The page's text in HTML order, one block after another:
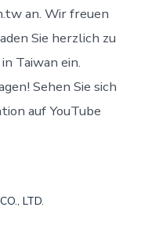
an. Wir freuen
Sie herzlich zu
Taiwan ein.
Sehen Sie sich
auf YouTube
LTD.